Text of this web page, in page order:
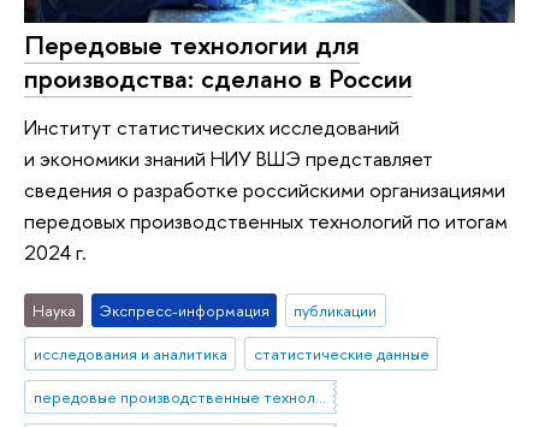
Передовые технологии для
производства: сделано в России
Институт статистических исследований
и экономики знаний НИУ ВШЭ представляет
сведения о разработке российскими организациями
передовых производственных технологий по итогам
2024 г.
Наука Экспресс-информация
публикации
исследования и аналитика
статистические данные
передовые производственные технологии